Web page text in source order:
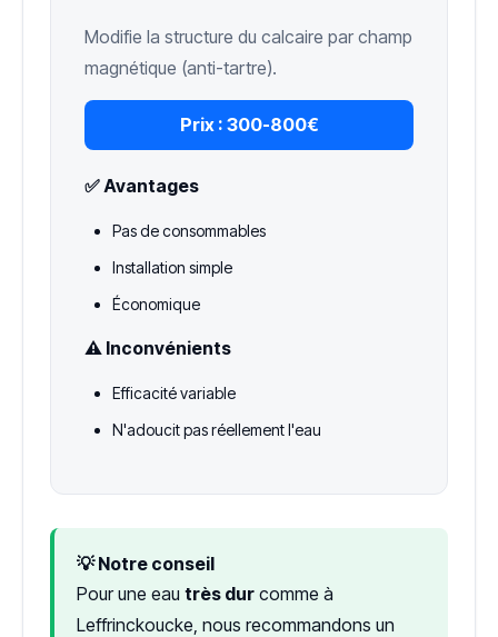
Modifie la structure du calcaire par champ
magnétique (anti-tartre).
Prix : 300-800€
✅ Avantages
Pas de consommables
Installation simple
Économique
⚠️ Inconvénients
Efficacité variable
N'adoucit pas réellement l'eau
💡 Notre conseil
Pour une eau très dur comme à
Leffrinckoucke, nous recommandons un